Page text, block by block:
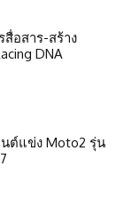
สื่อสาร-สร้าง
DNA
นต์แข่ง Moto2 รุ่น